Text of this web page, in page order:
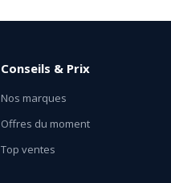
Conseils & Prix
Nos marques
Offres du moment
Top ventes